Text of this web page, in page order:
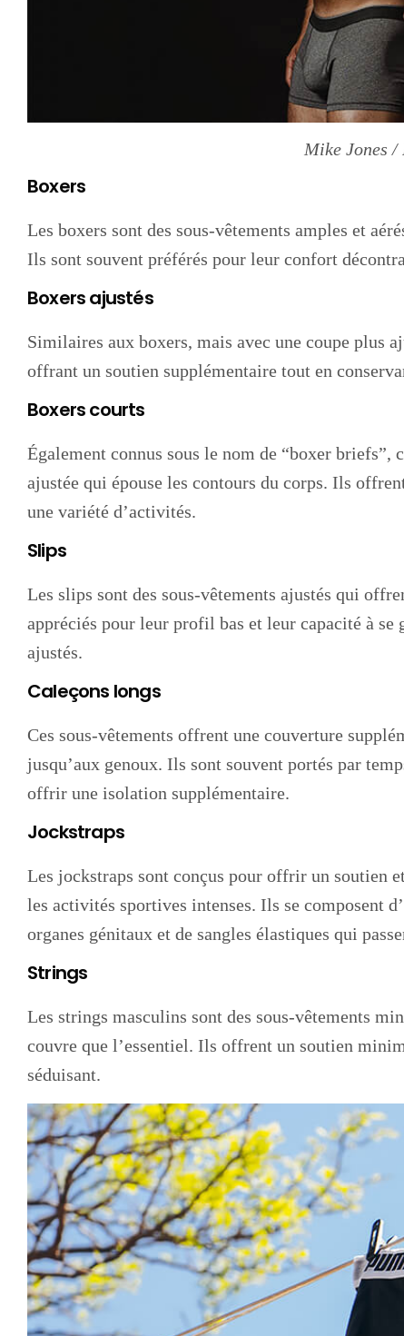
Mike Jones /
Boxers
Les boxers sont des sous-vêtements amples et
Ils sont souvent préférés pour leur confort
Boxers ajustés
Similaires aux boxers, mais avec une coupe plus
offrant un soutien supplémentaire tout en
Boxers courts
Également connus sous le nom de “boxer briefs”,
ajustée qui épouse les contours du corps. Ils
une variété d’activités.
Slips
Les slips sont des sous-vêtements ajustés qui
appréciés pour leur profil bas et leur capacité à se
ajustés.
Caleçons longs
Ces sous-vêtements offrent une couverture
jusqu’aux genoux. Ils sont souvent portés par
offrir une isolation supplémentaire.
Jockstraps
Les jockstraps sont conçus pour offrir un soutien
les activités sportives intenses. Ils se composent
organes génitaux et de sangles élastiques qui
Strings
Les strings masculins sont des sous-vêtements
couvre que l’essentiel. Ils offrent un soutien
séduisant.